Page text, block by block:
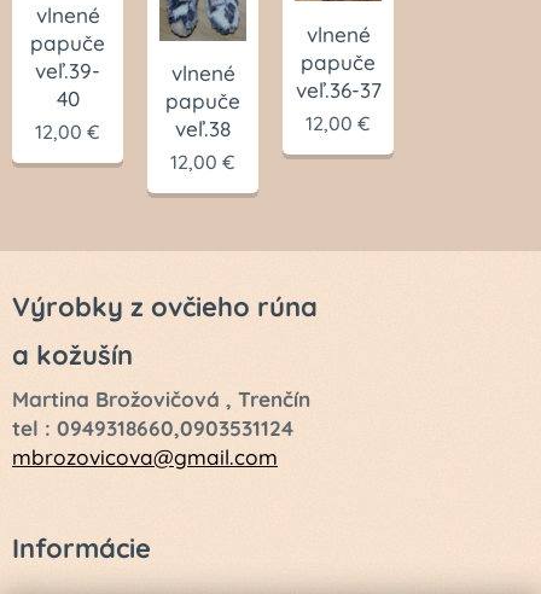
vlnené
papuče
veľ.39-
40
12,00 €
vlnené
papuče
veľ.38
12,00 €
vlnené
papuče
veľ.36-37
12,00 €
Výrobky z ovčieho rúna
a kožušín
Martina Brožovičová , Trenčín
tel : 0949318660,0903531124
mbrozovicova@gmail.com
Informácie